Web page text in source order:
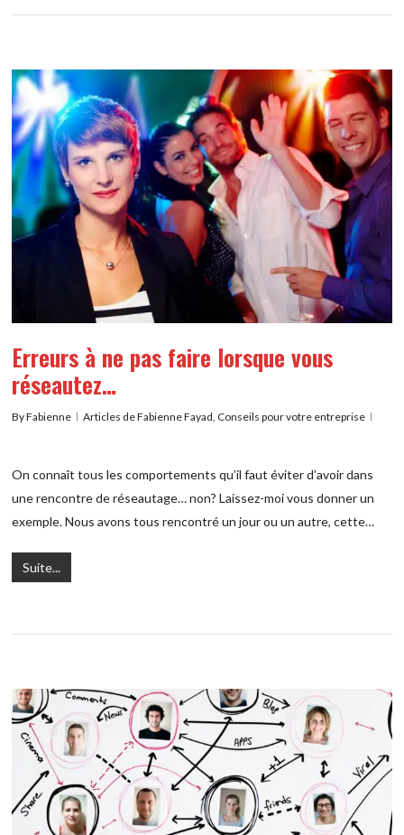
Erreurs à ne pas faire lorsque vous
réseautez…
ByFabienne Articles de Fabienne Fayad Conseils pour votre entreprise
On connaît tous les comportements qu’il faut éviter d’avoir dans
une rencontre de réseautage… non? Laissez-moi vous donner un
exemple. Nous avons tous rencontré un jour ou un autre, cette…
Suite...